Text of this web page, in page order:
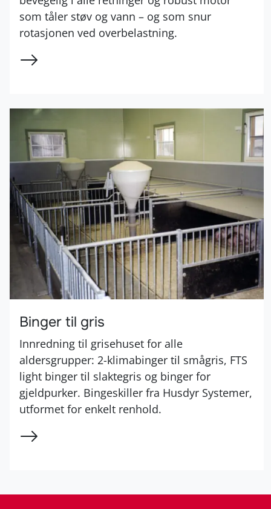
Binger til gris
Innredning til grisehuset for alle
light binger til slaktegris og binger for
gjeldpurker. Bingeskiller fra Husdyr Systemer,
utformet for enkelt renhold.